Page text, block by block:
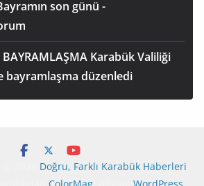
son günü -
Karabük Valiliği
bayramlaşma düzenledi
Doğru, Farklı Karabük Haberleri